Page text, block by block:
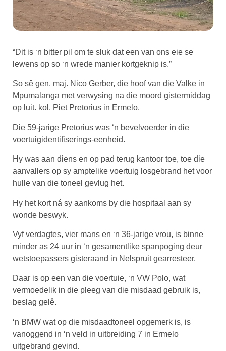
“Dit is ‘n bitter pil om te sluk dat een van ons eie se
lewens op so ‘n wrede manier kortgeknip is.”
So sê gen. maj. Nico Gerber, die hoof van die Valke in
Mpumalanga met verwysing na die moord gistermiddag
op luit. kol. Piet Pretorius in Ermelo.
Die 59-jarige Pretorius was ‘n bevelvoerder in die
voertuigidentifiserings-eenheid.
Hy was aan diens en op pad terug kantoor toe, toe die
aanvallers op sy amptelike voertuig losgebrand het voor
hulle van die toneel gevlug het.
Hy het kort ná sy aankoms by die hospitaal aan sy
wonde beswyk.
Vyf verdagtes, vier mans en ‘n 36-jarige vrou, is binne
minder as 24 uur in ‘n gesamentlike spanpoging deur
wetstoepassers gisteraand in Nelspruit gearresteer.
Daar is op een van die voertuie, ‘n VW Polo, wat
vermoedelik in die pleeg van die misdaad gebruik is,
beslag gelê.
‘n BMW wat op die misdaadtoneel opgemerk is, is
vanoggend in ‘n veld in uitbreiding 7 in Ermelo
uitgebrand gevind.